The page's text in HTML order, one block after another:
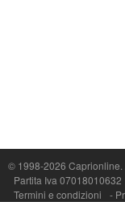
© 1998-2026 Caprionline
Partita Iva 07018010632
Termini e condizioni
-
P.Iva, C.F. e